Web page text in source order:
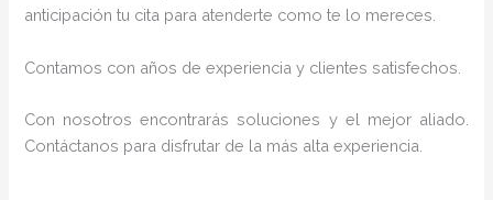
anticipación tu cita para atenderte como te lo mereces.
Contamos con años de experiencia y clientes satisfechos.
Con nosotros encontrarás soluciones y el mejor aliado.
Contáctanos para disfrutar de la más alta experiencia.